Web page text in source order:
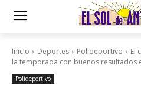
Inicio Deportes Polideportivo
El
la temporada con buenos resultados
Polideportivo